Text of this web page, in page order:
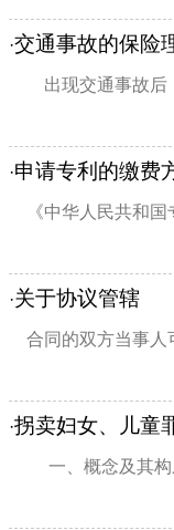
·交通事故的保险
出现交通事故后
·申请专利的缴费
《中华人民共和
·关于协议管辖
合同的双方当事人
·拐卖妇女、儿童
一、概念及其构